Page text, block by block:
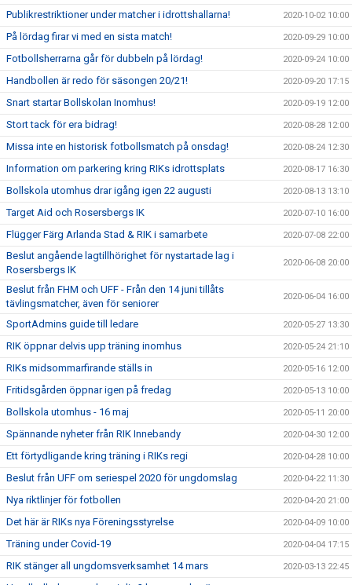
Publikrestriktioner under matcher i idrottshallarna! 2020-10-02 10:00
På lördag firar vi med en sista match! 2020-09-29 10:00
Fotbollsherrarna går för dubbeln på lördag! 2020-09-24 10:00
Handbollen är redo för säsongen 20/21! 2020-09-20 17:15
Snart startar Bollskolan Inomhus! 2020-09-19 12:00
Stort tack för era bidrag! 2020-08-28 12:00
Missa inte en historisk fotbollsmatch på onsdag! 2020-08-24 12:30
Information om parkering kring RIKs idrottsplats 2020-08-17 16:30
Bollskola utomhus drar igång igen 22 augusti 2020-08-13 13:10
Target Aid och Rosersbergs IK 2020-07-10 16:00
Flügger Färg Arlanda Stad & RIK i samarbete 2020-07-08 22:00
Beslut angående lagtillhörighet för nystartade lag i
Rosersbergs IK
2020-06-08 20:00
Beslut från FHM och UFF - Från den 14 juni tillåts
tävlingsmatcher, även för seniorer
2020-06-04 16:00
SportAdmins guide till ledare 2020-05-27 13:30
RIK öppnar delvis upp träning inomhus 2020-05-24 21:10
RIKs midsommarfirande ställs in 2020-05-16 12:00
Fritidsgården öppnar igen på fredag 2020-05-13 10:00
Bollskola utomhus - 16 maj 2020-05-11 20:00
Spännande nyheter från RIK Innebandy 2020-04-30 12:00
Ett förtydligande kring träning i RIKs regi 2020-04-28 10:00
Beslut från UFF om seriespel 2020 för ungdomslag 2020-04-22 11:30
Nya riktlinjer för fotbollen 2020-04-20 21:00
Det här är RIKs nya Föreningsstyrelse 2020-04-09 10:00
Träning under Covid-19 2020-04-04 17:15
RIK stänger all ungdomsverksamhet 14 mars 2020-03-13 22:45